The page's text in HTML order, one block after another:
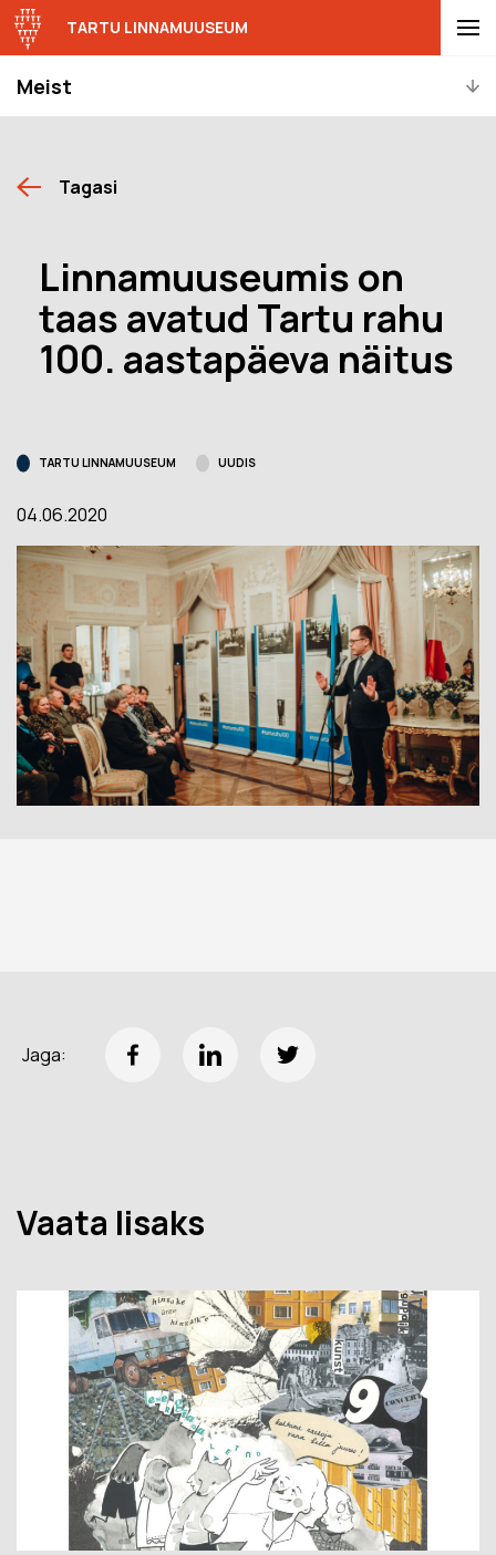
Meist
TARTU LINNAMUUSEUM
Tagasi
Linnamuuseumis on
taas avatud Tartu rahu
100. aastapäeva näitus
TARTU LINNAMUUSEUM UUDIS
04.06.2020
Jaga:
Vaata lisaks